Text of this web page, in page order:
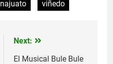
viñedo
Next:
El Musical Bule Bule